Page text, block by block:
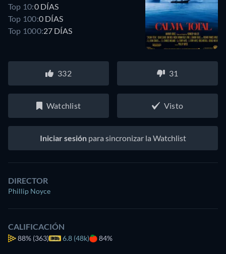
Top 10:0 DÍAS
Top 100:0 DÍAS
Top 1000:27 DÍAS
332 31
Watchlist Visto
Iniciar sesión para sincronizar la Watchlist
DIRECTOR
Phillip Noyce
CALIFICACIÓN
88% (363) 6.8 (48k) 84%